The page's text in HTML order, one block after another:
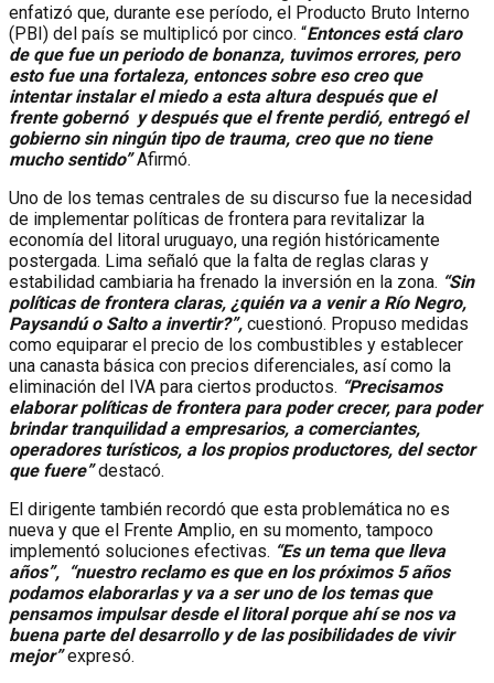
enfatizó que, durante ese período, el Producto Bruto Interno
(PBI) del país se multiplicó por cinco. “Entonces está claro
de que fue un periodo de bonanza, tuvimos errores, pero
esto fue una fortaleza, entonces sobre eso creo que
intentar instalar el miedo a esta altura después que el
frente gobernó y después que el frente perdió, entregó el
gobierno sin ningún tipo de trauma, creo que no tiene
mucho sentido”Afirmó.
Uno de los temas centrales de su discurso fue la necesidad
de implementar políticas de frontera para revitalizar la
economía del litoral uruguayo, una región históricamente
postergada. Lima señaló que la falta de reglas claras y
estabilidad cambiaria ha frenado la inversión en la zona. “Sin
políticas de frontera claras, ¿quién va a venir a Río Negro,
Paysandú o Salto a invertir?”, cuestionó. Propuso medidas
como equiparar el precio de los combustibles y establecer
una canasta básica con precios diferenciales, así como la
eliminación del IVA para ciertos productos. “Precisamos
elaborar políticas de frontera para poder crecer, para poder
brindar tranquilidad a empresarios, a comerciantes,
operadores turísticos, a los propios productores, del sector
que fuere”destacó.
El dirigente también recordó que esta problemática no es
nueva y que el Frente Amplio, en su momento, tampoco
implementó soluciones efectivas. “Es un tema que lleva
años”, “nuestro reclamo es que en los próximos 5 años
podamos elaborarlas y va a ser uno de los temas que
pensamos impulsar desde el litoral porque ahí se nos va
buena parte del desarrollo y de las posibilidades de vivir
mejor”expresó.